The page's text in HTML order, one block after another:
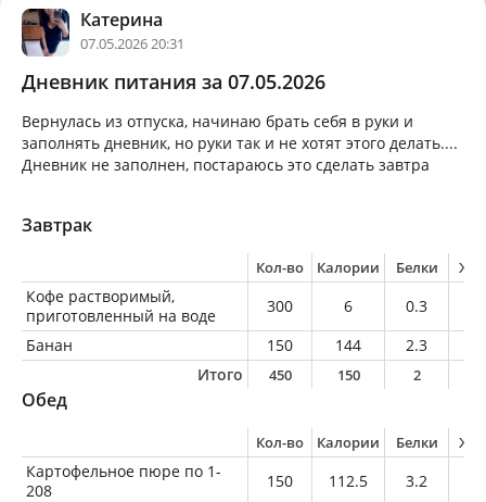
Катерина
07.05.2026 20:31
Дневник питания за 07.05.2026
Вернулась из отпуска, начинаю брать себя в руки и
заполнять дневник, но руки так и не хотят этого делать....
Дневник не заполнен, постараюсь это сделать завтра
Завтрак
Кол-во Калории Белки
Кофе растворимый,
приготовленный на воде
300 6 0.3
Банан
150 144 2.3
Итого
450 150 2
Обед
Кол-во Калории Белки
Картофельное пюре по 1-
208
150 112.5 3.2